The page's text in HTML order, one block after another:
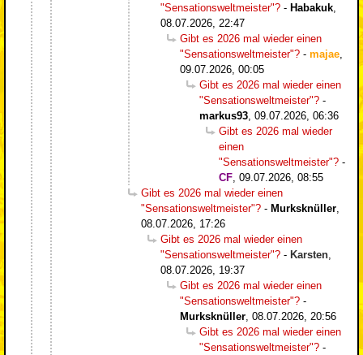
"Sensationsweltmeister"? - Habakuk
08.07.2026, 22:47
Gibt es 2026 mal wieder einen
"Sensationsweltmeister"? - majae
09.07.2026, 00:05
Gibt es 2026 mal wieder einen
"Sensationsweltmeister"? -
markus93 09.07.2026, 06:36
Gibt es 2026 mal wieder
einen
"Sensationsweltmeister"? -
CF 09.07.2026, 08:55
Gibt es 2026 mal wieder einen
"Sensationsweltmeister"? - Murksknüller
08.07.2026, 17:26
Gibt es 2026 mal wieder einen
"Sensationsweltmeister"? - Karsten
08.07.2026, 19:37
Gibt es 2026 mal wieder einen
"Sensationsweltmeister"? -
Murksknüller 08.07.2026, 20:56
Gibt es 2026 mal wieder einen
"Sensationsweltmeister"? -